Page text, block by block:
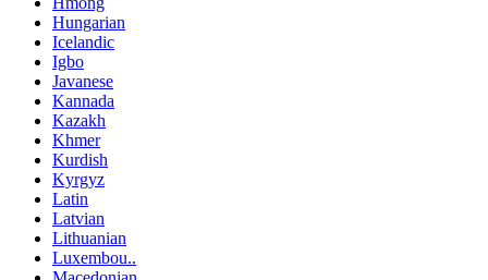
Hungarian
Icelandic
Igbo
Javanese
Kannada
Kazakh
Khmer
Kurdish
Kyrgyz
Latin
Latvian
Lithuanian
Luxembou..